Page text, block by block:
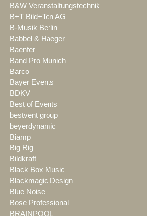
B&W Veranstaltungstechnik
B+T Bild+Ton AG
B-Musik Berlin
Babbel & Haeger
Baenfer
Band Pro Munich
Barco
Bayer Events
BDKV
Best of Events
bestvent group
beyerdynamic
Biamp
Big Rig
Bildkraft
Black Box Music
Blackmagic Design
Blue Noise
Bose Professional
BRAINPOOL